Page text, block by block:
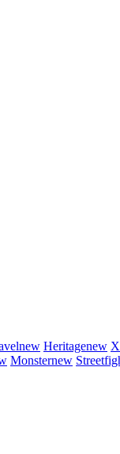
new Heritagenew
Monsternew